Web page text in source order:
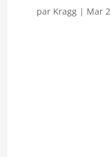
par Kragg| Mar